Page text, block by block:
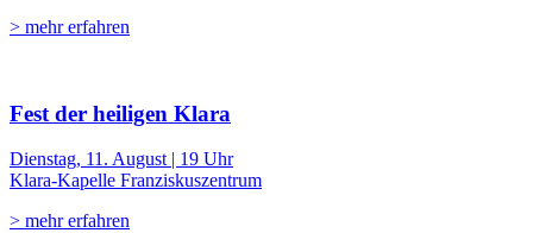
> mehr erfahren
Fest der heiligen Klara
Dienstag, 11. August | 19 Uhr
Klara-Kapelle Franziskuszentrum
> mehr erfahren